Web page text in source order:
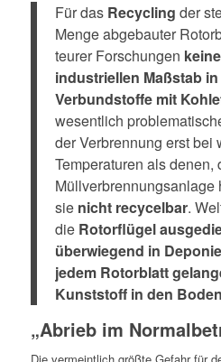
Für das Recycling der
Menge abgebauter
teurer Forschungen
industriellen Maßstab
Verbundstoffe mit
wesentlich
der Verbrennung erst bei
Temperaturen als denen,
Müllverbrennungsanlage
sie nicht recycelbar.
die Rotorflügel
überwiegend in
jedem Rotorblatt
Kunststoff in den Boden
„Abrieb im